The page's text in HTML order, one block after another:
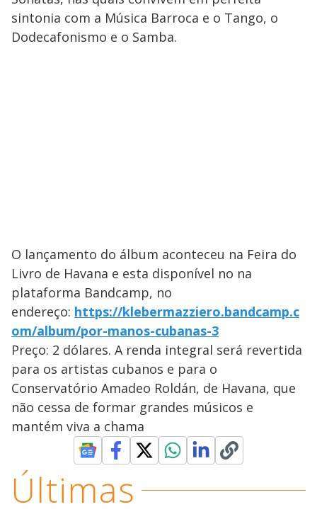
sintonia com a Música Barroca e o Tango, o
Dodecafonismo e o Samba.
O lançamento do álbum aconteceu na Feira do
Livro de Havana e esta disponível no na
plataforma Bandcamp, no
endereço: https://klebermazziero.bandcamp.c
om/album/por-manos-cubanas-3
Preço: 2 dólares. A renda integral será revertida
para os artistas cubanos e para o
Conservatório Amadeo Roldán, de Havana, que
não cessa de formar grandes músicos e
mantém viva a chama
Últimas